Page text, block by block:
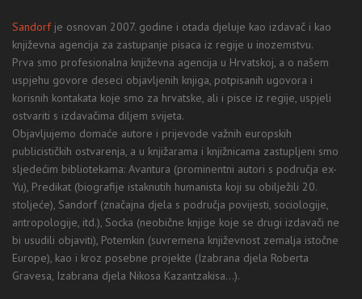
Sandorfje osnovan 2007. godine i otada djeluje kao izdavač i kao
književna agencija za zastupanje pisaca iz regije u inozemstvu.
Prva smo profesionalna književna agencija u Hrvatskoj, a o našem
uspjehu govore deseci objavljenih knjiga, potpisanih ugovora i
korisnih kontakata koje smo za hrvatske, ali i pisce iz regije, uspjeli
ostvariti s izdavačima diljem svijeta.
Objavljujemo domaće autore i prijevode važnih europskih
publicističkih ostvarenja, a u knjižarama i knjižnicama zastupljeni smo
sljedećim bibliotekama: Avantura (prominentni autori s područja ex-
Yu), Predikat (biografije istaknutih humanista koji su obilježili 20.
stoljeće), Sandorf (značajna djela s područja povijesti, sociologije,
antropologije, itd.), Socka (neobične knjige koje se drugi izdavači ne
bi usudili objaviti), Potemkin (suvremena književnost zemalja istočne
Europe), kao i kroz posebne projekte (Izabrana djela Roberta
Gravesa, Izabrana djela Nikosa Kazantzakisa...).